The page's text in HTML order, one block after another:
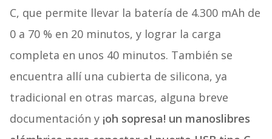
C, que permite llevar la batería de 4.300 mAh de
0 a 70 % en 20 minutos, y lograr la carga
completa en unos 40 minutos. También se
encuentra allí una cubierta de silicona, ya
tradicional en otras marcas, alguna breve
documentación y ¡oh sopresa! un manoslibres